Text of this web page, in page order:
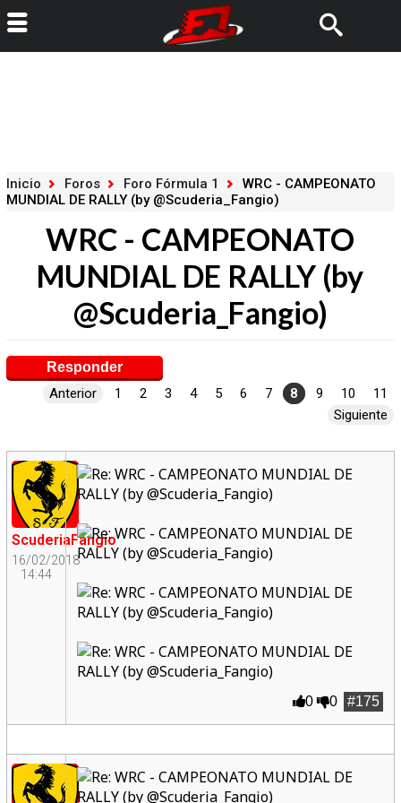
Inicio Foros Foro Fórmula 1
WRC - CAMPEONATO
MUNDIAL DE RALLY (by @Scuderia_Fangio)
WRC - CAMPEONATO
MUNDIAL DE RALLY (by
@Scuderia_Fangio)
Responder
Anterior 1 2 3 4 5 6 7 8 9 10
11
Siguiente
ScuderiaFangio
16/02/2018
14:44
#175
0 0